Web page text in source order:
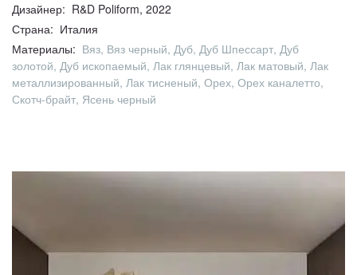
Дизайнер: R&D Poliform, 2022
Страна: Италия
Материалы: Вяз, Вяз черный, Дуб, Дуб Шпессарт, Дуб
золотой, Дуб ископаемый, Лак глянцевый, Лак матовый, Лак
металлизированный, Лак тисненый, Орех, Орех каналетто,
Скотч-брайт, Ясень черный